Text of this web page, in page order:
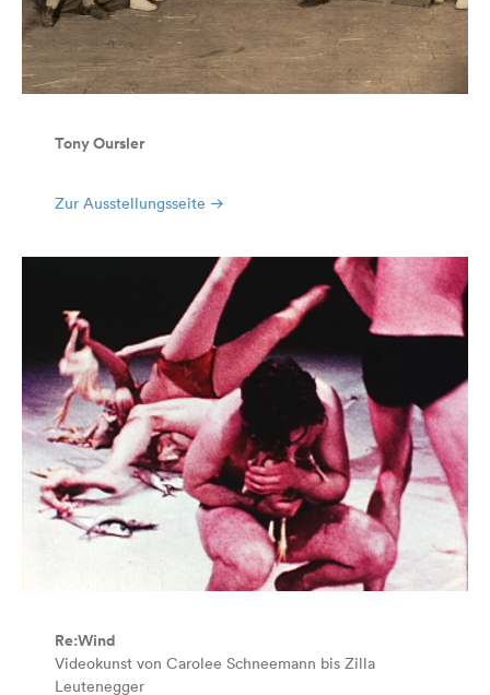
Tony Oursler
Zur Ausstellungsseite
Re:Wind
Videokunst von Carolee Schneemann bis Zilla
Leutenegger